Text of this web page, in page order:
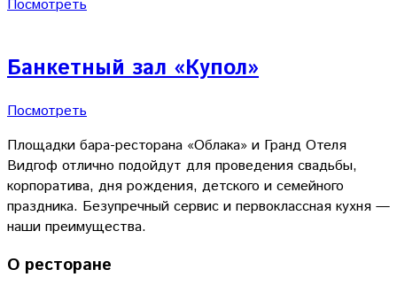
Посмотреть
Банкетный зал «Купол»
Посмотреть
Площадки бара-ресторана «Облака» и Гранд Отеля
Видгоф отлично подойдут для проведения свадьбы,
корпоратива, дня рождения, детского и семейного
праздника. Безупречный сервис и первоклассная кухня —
наши преимущества.
О ресторане